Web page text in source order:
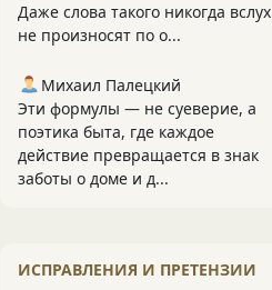
Даже слова такого никогда вслух
не произносят по о...
Михаил Палецкий
Эти формулы — не суеверие, а
поэтика быта, где каждое
действие превращается в знак
заботы о доме и д...
ИСПРАВЛЕНИЯ И ПРЕТЕНЗИИ